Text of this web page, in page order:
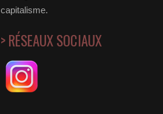
capitalisme.
> RÉSEAUX SOCIAUX